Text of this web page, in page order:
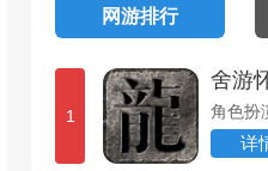
网游排行
1
舍游
角色扮
详